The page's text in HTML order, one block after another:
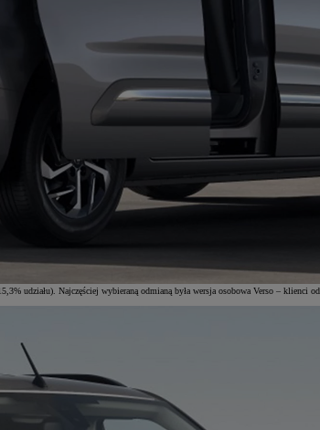
udziału). Najczęściej wybieraną odmianą była wersja osobowa Verso – klienci